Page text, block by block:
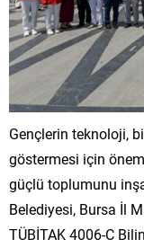
Gençlerin teknoloji,
göstermesi için
güçlü toplumunu
Belediyesi, Bursa İl
TÜBİTAK 4006-C